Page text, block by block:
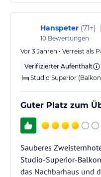
Reiseteilnehmer nicht
Hanspeter (71+)
10 Bewertungen
Vor 3 Jahren • Verreist als
Verifizierter Aufenthalt
Studio Superior
Guter Platz zum
Sauberes
Studio-Superior-
das Nachbarhaus und